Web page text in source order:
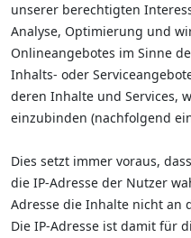
unserer berechtigten
Analyse, Optimierung und
Onlineangebotes im Sinne
Inhalts- oder
deren Inhalte und Services,
einzubinden (nachfolgend
Dies setzt immer voraus,
die IP-Adresse der Nutzer
Adresse die Inhalte nicht an
Die IP-Adresse ist damit für